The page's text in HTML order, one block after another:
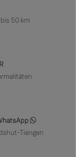
50 km
Tiengen